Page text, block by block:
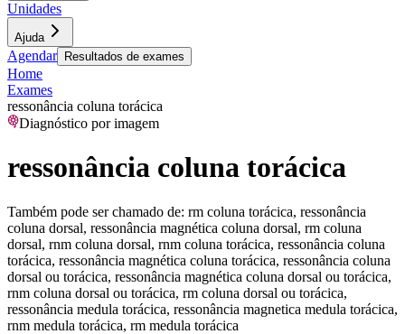
Unidades
Ajuda
Agendar Resultados de exames
Home
Exames
ressonância coluna torácica
Diagnóstico por imagem
ressonância coluna torácica
Também pode ser chamado de: rm coluna torácica, ressonância
coluna dorsal, ressonância magnética coluna dorsal, rm coluna
dorsal, rnm coluna dorsal, rnm coluna torácica, ressonância coluna
torácica, ressonância magnética coluna torácica, ressonância coluna
dorsal ou torácica, ressonância magnética coluna dorsal ou torácica,
rnm coluna dorsal ou torácica, rm coluna dorsal ou torácica,
ressonância medula torácica, ressonância magnetica medula torácica,
rnm medula torácica, rm medula torácica